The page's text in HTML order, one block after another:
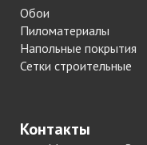
Обои
Пиломатериалы
Напольные покрытия
Сетки строительные
Контакты